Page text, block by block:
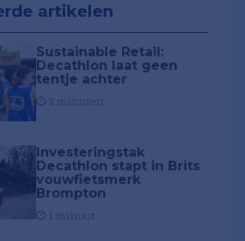
artikelen
Sustainable Retail:
Decathlon laat geen
tentje achter
Investeringstak
Decathlon stapt in Brits
vouwfietsmerk
Brompton